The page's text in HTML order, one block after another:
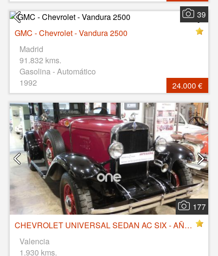
39
GMC - Chevrolet - Vandura 2500
Madrid
91.832 kms.
Gasolina - Automático
1992
24.000 €
177
CHEVROLET UNIVERSAL SEDAN AC SIX - AÑO 1930
Valencia
1.930 kms.